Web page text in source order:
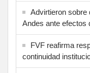
Advirtieron sobre
Andes ante efectos
FVF reafirma
continuidad